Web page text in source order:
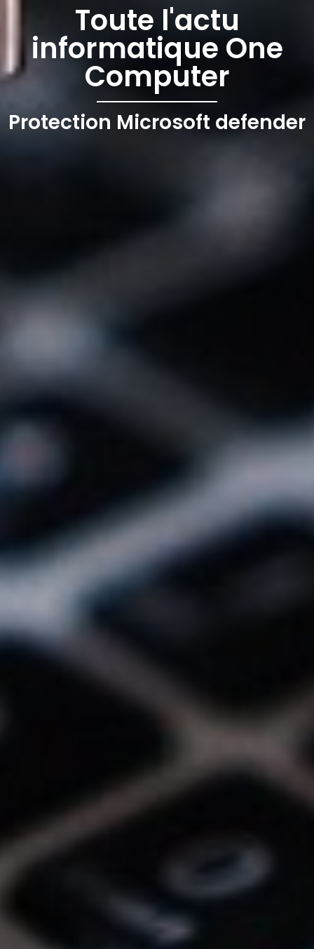
Toute l'actu
informatique One
Computer
Protection Microsoft defender